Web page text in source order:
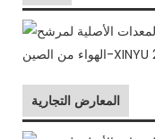
المعارض التجارية